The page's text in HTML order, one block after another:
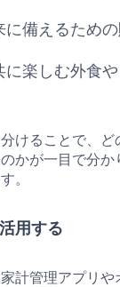
に備えるための
に楽しむ外食
けることで、
かが一目で分か
。
用する
計管理アプリ